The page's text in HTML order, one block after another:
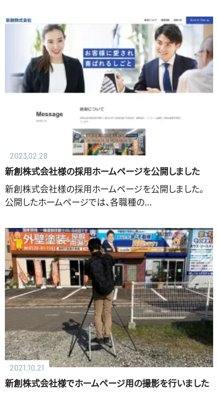
2023.02.28
新創株式会社様の採用ホームページを公開しました
新創株式会社様の採用ホームページを公開しました。
公開したホームページでは、各職種の...
2021.10.21
新創株式会社様でホームページ用の撮影を行いました